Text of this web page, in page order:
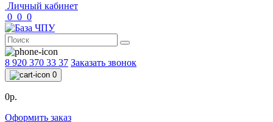
Личный кабинет
0 0 0
8 920 370 33 37 Заказать звонок
0
0р.
Оформить заказ